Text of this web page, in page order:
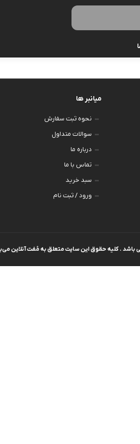
میانبر ها
نحوه ثبت سفارش
سوالات متداول
درباره ما
تماس با ما
سبد خرید
ورود / ثبت نام
باشد . کلیه حقوق این سایت متعلق به مُفت آنلاین